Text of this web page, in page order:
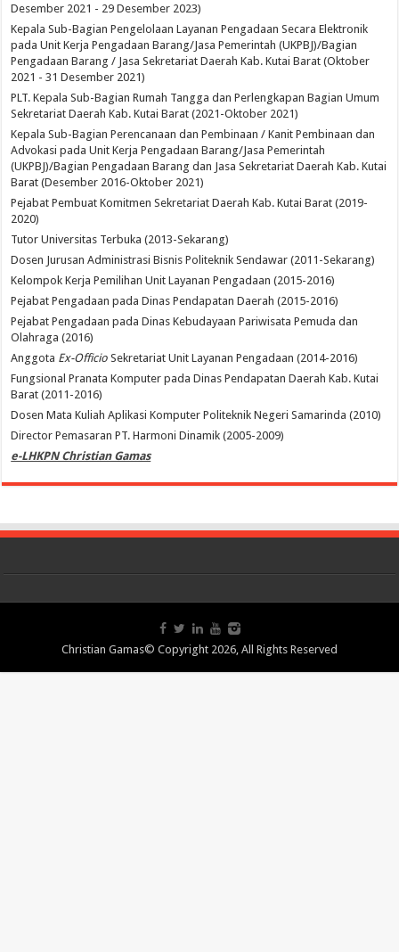
Desember 2021 - 29 Desember 2023)
Kepala Sub-Bagian Pengelolaan Layanan Pengadaan Secara Elektronik
pada Unit Kerja Pengadaan Barang/Jasa Pemerintah (UKPBJ)/Bagian
Pengadaan Barang / Jasa Sekretariat Daerah Kab. Kutai Barat (Oktober
2021 - 31 Desember 2021)
PLT. Kepala Sub-Bagian Rumah Tangga dan Perlengkapan Bagian Umum
Sekretariat Daerah Kab. Kutai Barat (2021-Oktober 2021)
Kepala Sub-Bagian Perencanaan dan Pembinaan / Kanit Pembinaan dan
Advokasi pada Unit Kerja Pengadaan Barang/Jasa Pemerintah
(UKPBJ)/Bagian Pengadaan Barang dan Jasa Sekretariat Daerah Kab. Kutai
Barat (Desember 2016-Oktober 2021)
Pejabat Pembuat Komitmen Sekretariat Daerah Kab. Kutai Barat (2019-
2020)
Tutor Universitas Terbuka (2013-Sekarang)
Dosen Jurusan Administrasi Bisnis Politeknik Sendawar (2011-Sekarang)
Kelompok Kerja Pemilihan Unit Layanan Pengadaan (2015-2016)
Pejabat Pengadaan pada Dinas Pendapatan Daerah (2015-2016)
Pejabat Pengadaan pada Dinas Kebudayaan Pariwisata Pemuda dan
Olahraga (2016)
Anggota Ex-Officio Sekretariat Unit Layanan Pengadaan (2014-2016)
Fungsional Pranata Komputer pada Dinas Pendapatan Daerah Kab. Kutai
Barat (2011-2016)
Dosen Mata Kuliah Aplikasi Komputer Politeknik Negeri Samarinda (2010)
Director Pemasaran PT. Harmoni Dinamik (2005-2009)
e-LHKPN Christian Gamas
Christian Gamas© Copyright 2026, All Rights Reserved